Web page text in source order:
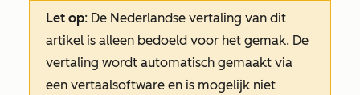
Let op: De Nederlandse vertaling van dit
artikel is alleen bedoeld voor het gemak. De
vertaling wordt automatisch gemaakt via
een vertaalsoftware en is mogelijk niet